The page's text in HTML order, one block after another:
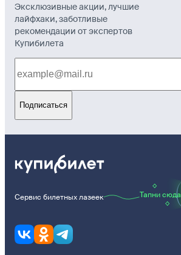
Эксклюзивные акции, лучшие
лайфхаки, заботливые
рекомендации от экспертов
Купибилета
Подписаться
Сервис билетных лазеек Тапни сюда